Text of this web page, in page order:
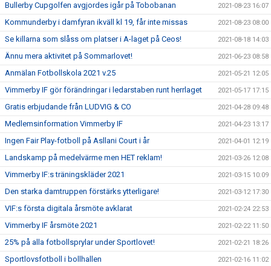
Bullerby Cupgolfen avgjordes igår på Tobobanan 2021-08-23 16:07
Kommunderby i damfyran ikväll kl 19, får inte missas 2021-08-23 08:00
Se killarna som slåss om platser i A-laget på Ceos! 2021-08-18 14:03
Ännu mera aktivitet på Sommarlovet! 2021-06-23 08:58
Anmälan Fotbollskola 2021 v.25 2021-05-21 12:05
Vimmerby IF gör förändringar i ledarstaben runt herrlaget 2021-05-17 17:15
Gratis erbjudande från LUDVIG & CO 2021-04-28 09:48
Medlemsinformation Vimmerby IF 2021-04-23 13:17
Ingen Fair Play-fotboll på Asllani Court i år 2021-04-01 12:19
Landskamp på medelvärme men HET reklam! 2021-03-26 12:08
Vimmerby IF:s träningskläder 2021 2021-03-15 10:09
Den starka damtruppen förstärks ytterligare! 2021-03-12 17:30
VIF:s första digitala årsmöte avklarat 2021-02-24 22:53
Vimmerby IF årsmöte 2021 2021-02-22 11:50
25% på alla fotbollsprylar under Sportlovet! 2021-02-21 18:26
Sportlovsfotboll i bollhallen 2021-02-16 11:02